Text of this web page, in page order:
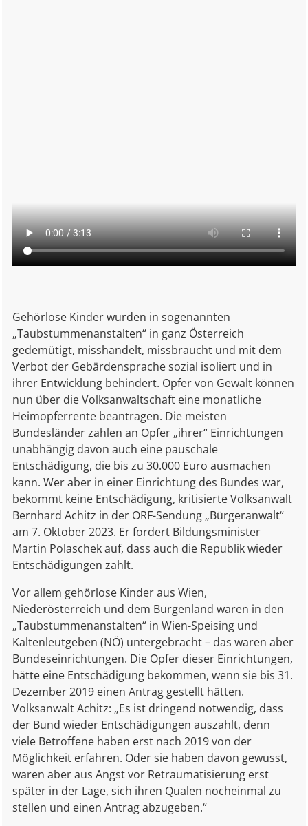
Gehörlose Kinder wurden in sogenannten
„Taubstummenanstalten“ in ganz Österreich
gedemütigt, misshandelt, missbraucht und mit dem
Verbot der Gebärdensprache sozial isoliert und in
ihrer Entwicklung behindert. Opfer von Gewalt können
nun über die Volksanwaltschaft eine monatliche
Heimopferrente beantragen. Die meisten
Bundesländer zahlen an Opfer „ihrer“ Einrichtungen
unabhängig davon auch eine pauschale
Entschädigung, die bis zu 30.000 Euro ausmachen
kann. Wer aber in einer Einrichtung des Bundes war,
bekommt keine Entschädigung, kritisierte Volksanwalt
Bernhard Achitz in der ORF-Sendung „Bürgeranwalt“
am 7. Oktober 2023. Er fordert Bildungsminister
Martin Polaschek auf, dass auch die Republik wieder
Entschädigungen zahlt.
Vor allem gehörlose Kinder aus Wien,
Niederösterreich und dem Burgenland waren in den
„Taubstummenanstalten“ in Wien-Speising und
Kaltenleutgeben (NÖ) untergebracht – das waren aber
Bundeseinrichtungen. Die Opfer dieser Einrichtungen,
hätte eine Entschädigung bekommen, wenn sie bis 31.
Dezember 2019 einen Antrag gestellt hätten.
Volksanwalt Achitz: „Es ist dringend notwendig, dass
der Bund wieder Entschädigungen auszahlt, denn
viele Betroffene haben erst nach 2019 von der
Möglichkeit erfahren. Oder sie haben davon gewusst,
waren aber aus Angst vor Retraumatisierung erst
später in der Lage, sich ihren Qualen nocheinmal zu
stellen und einen Antrag abzugeben.“